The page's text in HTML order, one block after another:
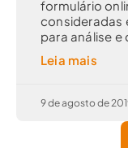
formulário
consideradas
para análise
Leia mais
9 de agosto de